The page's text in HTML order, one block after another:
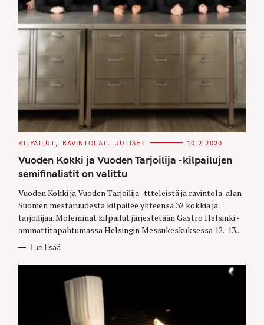
C
T
E
G
O
I
E
S
KILPAILUT RAVINTOLAT UUTISET 10.2.2020
Vuoden Kokki ja Vuoden Tarjoilija -kilpailujen
semifinalistit on valittu
Vuoden Kokki ja Vuoden Tarjoilija -ttteleistä ja ravintola-alan
Suomen mestaruudesta kilpailee yhteensä 32 kokkia ja
tarjoilijaa. Molemmat kilpailut järjestetään Gastro Helsinki -
ammattitapahtumassa Helsingin Messukeskuksessa 12.-13...
Lue lisää